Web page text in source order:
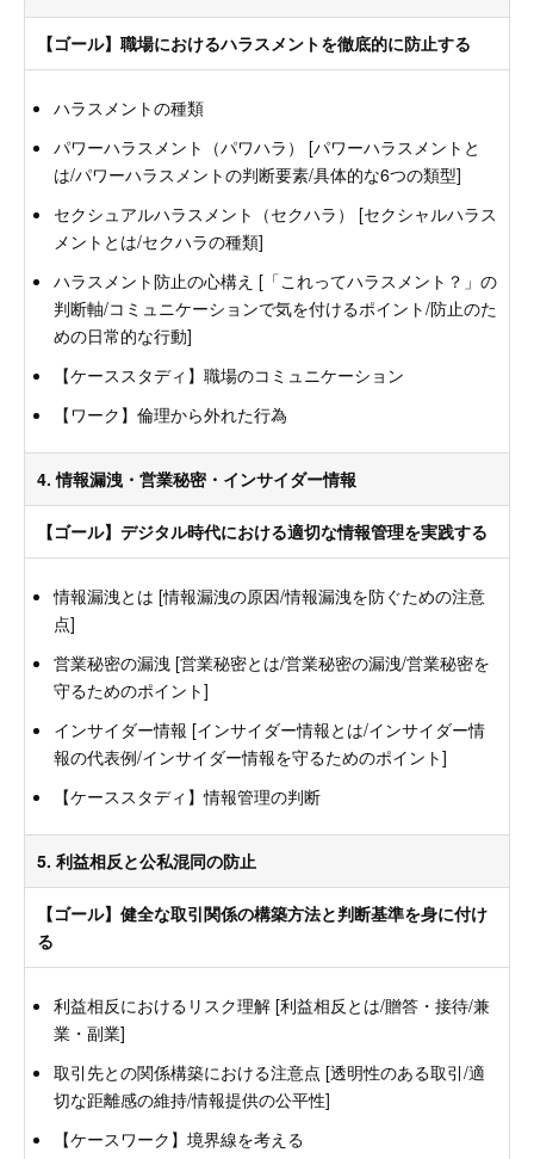
【ゴール】職場におけるハラスメントを徹底的に防止する
ハラスメントの種類
パワーハラスメント（パワハラ） [パワーハラスメントと
は/パワーハラスメントの判断要素/具体的な6つの類型]
セクシュアルハラスメント（セクハラ） [セクシャルハラス
メントとは/セクハラの種類]
ハラスメント防止の心構え [「これってハラスメント？」の
判断軸/コミュニケーションで気を付けるポイント/防止のた
めの日常的な行動]
【ケーススタディ】職場のコミュニケーション
【ワーク】倫理から外れた行為
4. 情報漏洩・営業秘密・インサイダー情報
【ゴール】デジタル時代における適切な情報管理を実践する
情報漏洩とは [情報漏洩の原因/情報漏洩を防ぐための注意
点]
営業秘密の漏洩 [営業秘密とは/営業秘密の漏洩/営業秘密を
守るためのポイント]
インサイダー情報 [インサイダー情報とは/インサイダー情
報の代表例/インサイダー情報を守るためのポイント]
【ケーススタディ】情報管理の判断
5. 利益相反と公私混同の防止
【ゴール】健全な取引関係の構築方法と判断基準を身に付け
る
利益相反におけるリスク理解 [利益相反とは/贈答・接待/兼
業・副業]
取引先との関係構築における注意点 [透明性のある取引/適
切な距離感の維持/情報提供の公平性]
【ケースワーク】境界線を考える